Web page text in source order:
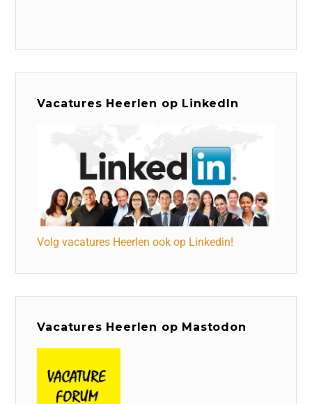
Vacatures Heerlen op LinkedIn
Volg vacatures Heerlen ook op Linkedin!
Vacatures Heerlen op Mastodon